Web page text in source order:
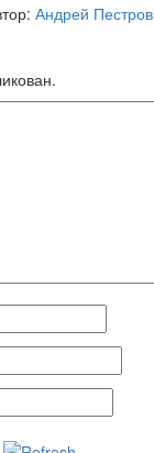
Андрей Пестров